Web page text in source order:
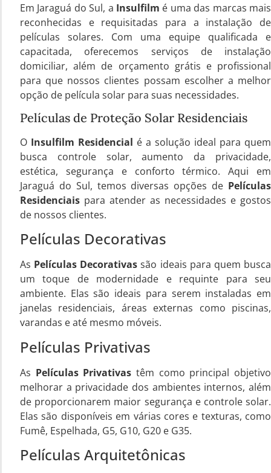
Em Jaraguá do Sul, a Insulfilm é uma das marcas mais
reconhecidas e requisitadas para a instalação de
películas solares. Com uma equipe qualificada e
capacitada, oferecemos serviços de instalação
domiciliar, além de orçamento grátis e profissional
para que nossos clientes possam escolher a melhor
opção de película solar para suas necessidades.
Películas de Proteção Solar Residenciais
O Insulfilm Residencial é a solução ideal para quem
busca controle solar, aumento da privacidade,
estética, segurança e conforto térmico. Aqui em
Jaraguá do Sul, temos diversas opções de Películas
Residenciais para atender as necessidades e gostos
de nossos clientes.
Películas Decorativas
As Películas Decorativas são ideais para quem busca
um toque de modernidade e requinte para seu
ambiente. Elas são ideais para serem instaladas em
janelas residenciais, áreas externas como piscinas,
varandas e até mesmo móveis.
Películas Privativas
As Películas Privativas têm como principal objetivo
melhorar a privacidade dos ambientes internos, além
de proporcionarem maior segurança e controle solar.
Elas são disponíveis em várias cores e texturas, como
Fumê, Espelhada, G5, G10, G20 e G35.
Películas Arquitetônicas